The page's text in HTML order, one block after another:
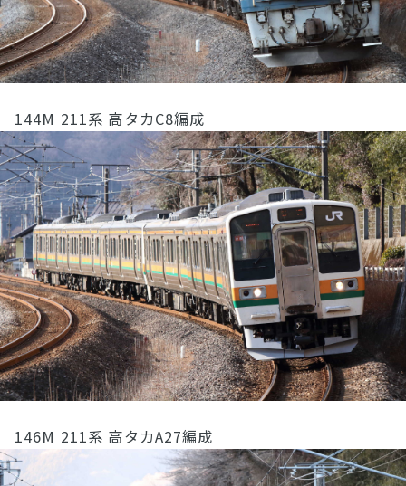
144M 211系 高タカC8編成
146M 211系 高タカA27編成